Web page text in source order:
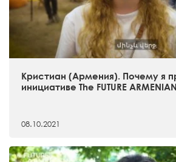
Кристиан (Армения). Почему я
инициативе The FUTURE ARMENIAN
08.10.2021